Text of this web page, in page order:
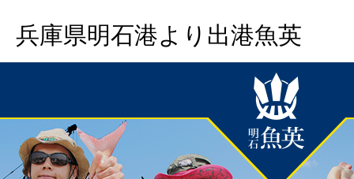
兵庫県明石港より出港魚英